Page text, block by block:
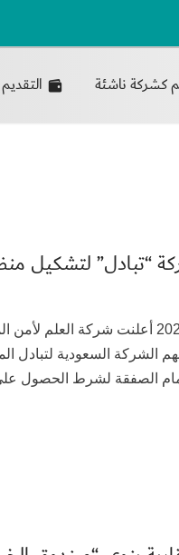
كشركة ناشئة
“تبادل” لتشكيل
مجلة تحالف – 10 أغسطس 2020 أعلنت
الشركة السعودية لتبادل
الصفقة لشرط الحصول